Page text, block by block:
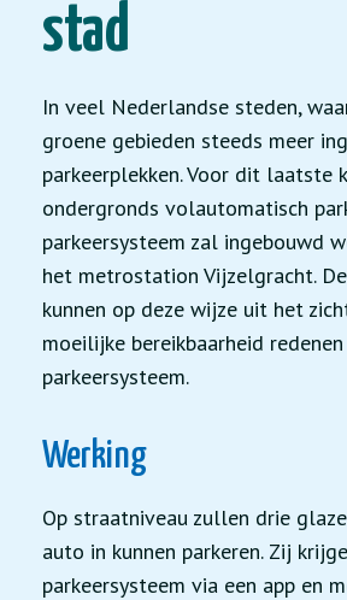
stad
In veel Nederlandse steden,
groene gebieden steeds meer
parkeerplekken. Voor dit laatste
ondergronds volautomatisch
parkeersysteem zal ingebouwd
het metrostation Vijzelgracht.
kunnen op deze wijze uit het
moeilijke bereikbaarheid
parkeersysteem.
Werking
Op straatniveau zullen drie
auto in kunnen parkeren. Zij
parkeersysteem via een app en